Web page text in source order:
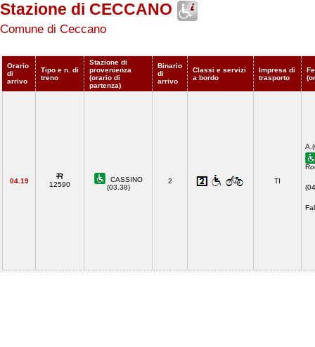
Stazione di CECCANO
Comune di Ceccano
Orario
di
arrivo
Tipo e n. di
treno
Stazione di
provenienza
(orario di
partenza)
Binario
di
arrivo
Classi e servizi
a bordo
Impresa di
trasporto
04.19 12590
CASSINO
(03.38)
2 TI